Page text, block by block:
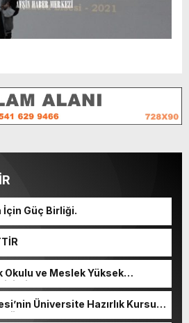
İçin Güç Birliği.
Okulu ve Meslek Yüksek
Üniversite Hazırlık Kursu
gün 7 Ağustos.